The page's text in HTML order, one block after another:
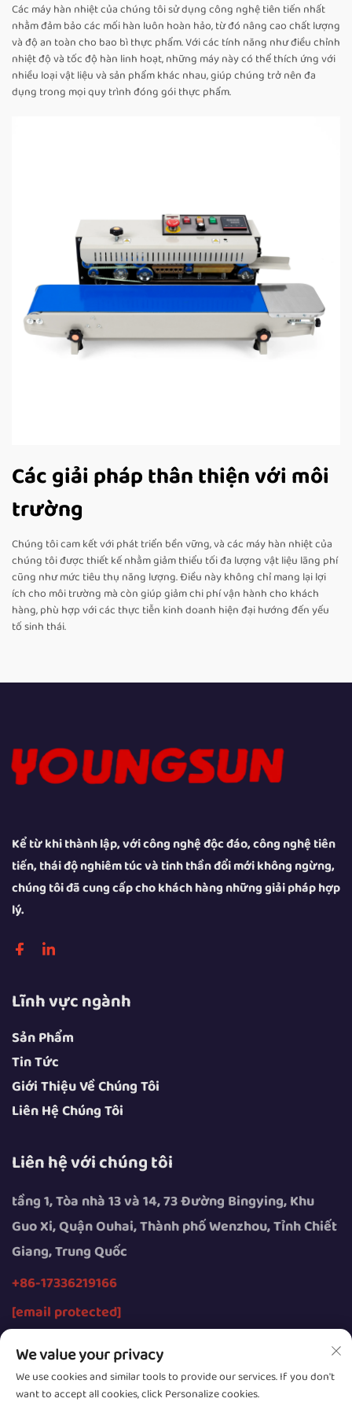
Các máy hàn nhiệt của chúng tôi sử dụng công nghệ tiên tiến nhất
nhằm đảm bảo các mối hàn luôn hoàn hảo, từ đó nâng cao chất lượng
và độ an toàn cho bao bì thực phẩm. Với các tính năng như điều chỉnh
nhiệt độ và tốc độ hàn linh hoạt, những máy này có thể thích ứng với
nhiều loại vật liệu và sản phẩm khác nhau, giúp chúng trở nên đa
dụng trong mọi quy trình đóng gói thực phẩm.
Các giải pháp thân thiện với môi
trường
Chúng tôi cam kết với phát triển bền vững, và các máy hàn nhiệt của
chúng tôi được thiết kế nhằm giảm thiểu tối đa lượng vật liệu lãng phí
cũng như mức tiêu thụ năng lượng. Điều này không chỉ mang lại lợi
ích cho môi trường mà còn giúp giảm chi phí vận hành cho khách
hàng, phù hợp với các thực tiễn kinh doanh hiện đại hướng đến yếu
tố sinh thái.
Kể từ khi thành lập, với công nghệ độc đáo, công nghệ tiên
tiến, thái độ nghiêm túc và tinh thần đổi mới không ngừng,
chúng tôi đã cung cấp cho khách hàng những giải pháp hợp
lý.
Lĩnh vực ngành
Sản Phẩm
Tin Tức
Giới Thiệu Về Chúng Tôi
Liên Hệ Chúng Tôi
Liên hệ với chúng tôi
tầng 1, Tòa nhà 13 và 14, 73 Đường Bingying, Khu
Guo Xi, Quận Ouhai, Thành phố Wenzhou, Tỉnh Chiết
Giang, Trung Quốc
+86-17336219166
[email protected]
We value your privacy
We use cookies and similar tools to provide our services. If you don't
want to accept all cookies, click Personalize cookies.